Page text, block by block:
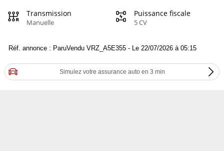
Transmission
Manuelle
Puissance fiscale
5 CV
Réf. annonce : ParuVendu VRZ_A5E355 - Le 22/07/2026 à 05:15
Simulez votre assurance auto en 3 min